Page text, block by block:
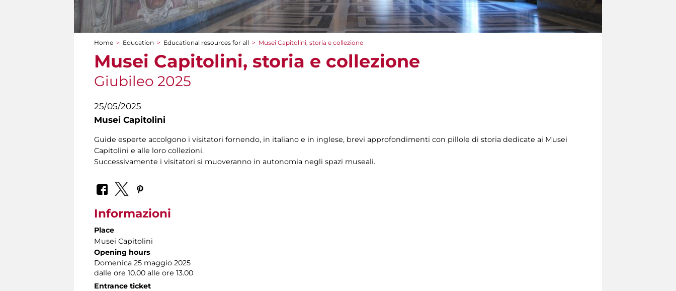
You are here
Home > Education > Educational resources for all > Musei Capitolini, storia e collezione
Musei Capitolini, storia e collezione
Giubileo 2025
25/05/2025
Musei Capitolini
Guide esperte accolgono i visitatori fornendo, in italiano e in inglese, brevi approfondimenti con pillole di storia dedicate ai Musei
Capitolini e alle loro collezioni.
Successivamente i visitatori si muoveranno in autonomia negli spazi museali.
Informazioni
Place
Musei Capitolini
Opening hours
Domenica 25 maggio 2025
dalle ore 10.00 alle ore 13.00
Entrance ticket